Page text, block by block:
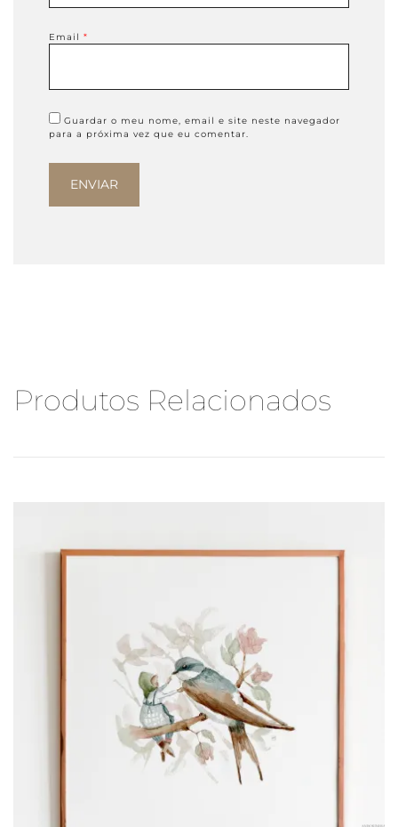
Email *
Guardar o meu nome, email e site neste navegador
para a próxima vez que eu comentar.
Produtos Relacionados